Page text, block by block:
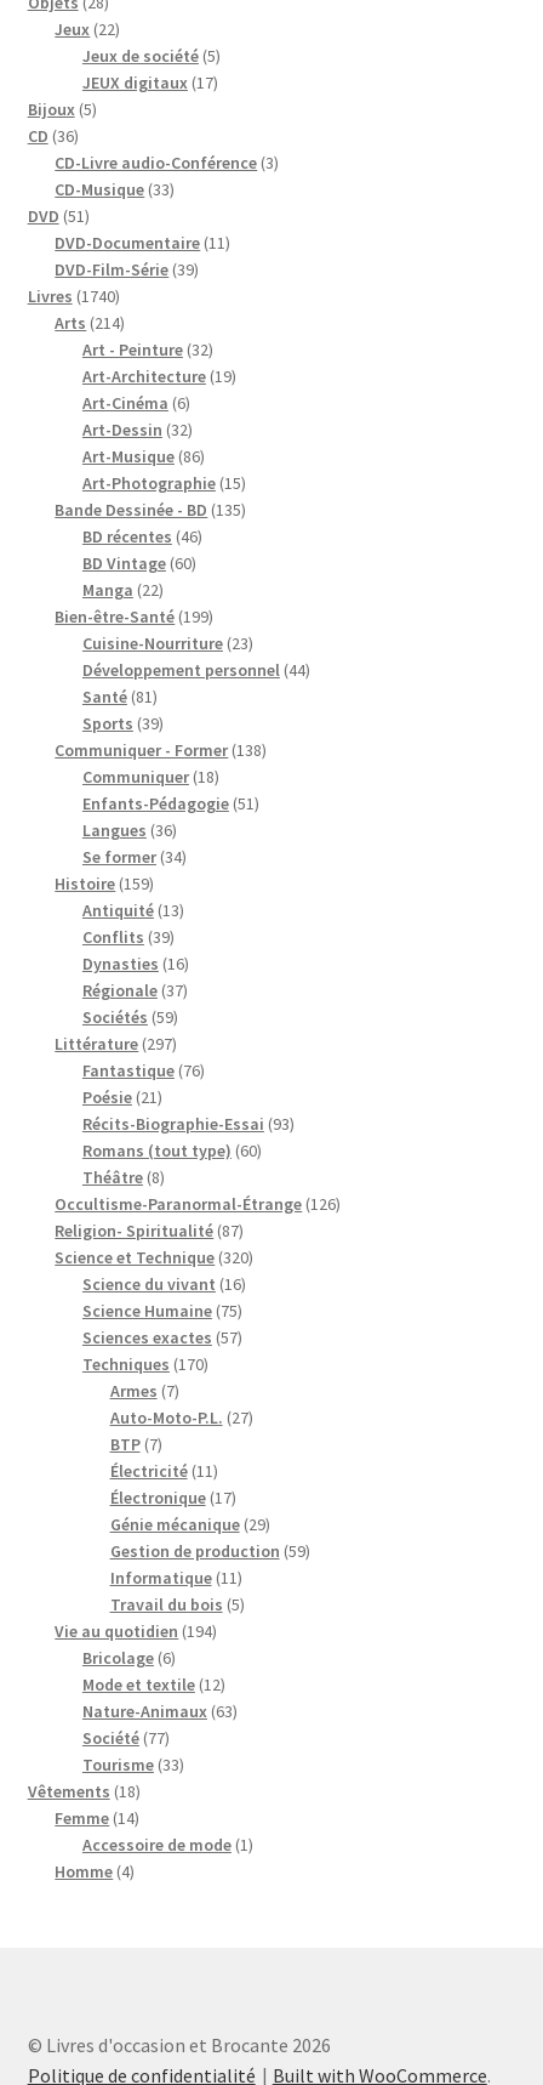
produits
Jeux 2222
produits
Jeux de société 55
produits
JEUX digitaux 1717
Bijoux 55
CD 3636
produits
CD-Livre audio-Conférence 33
CD-Musique 3333
DVD 5151
produits
DVD-Documentaire 1111
DVD-Film-Série 3939
Livres 17401740
produits
Arts 214214
produits
Art - Peinture 3232
produits
Art-Architecture 1919
Art-Cinéma 66
produits
Art-Dessin 3232
produits
Art-Musique 8686
produits
Art-Photographie 1515
produits
Bande Dessinée - BD 135135
BD récentes 4646
BD Vintage 6060
Manga 2222
produits
Bien-être-Santé 199199
produits
Cuisine-Nourriture 2323
produits
Développement personnel 4444
Santé 8181
produits
Sports 3939
produits
Communiquer - Former 138138
Communiquer 1818
produits
Enfants-Pédagogie 5151
Langues 3636
produits
Se former 3434
Histoire 159159
produits
Antiquité 1313
Conflits 3939
produits
Dynasties 1616
produits
Régionale 3737
Sociétés 5959
produits
Littérature 297297
produits
Fantastique 7676
Poésie 2121
produits
Récits-Biographie-Essai 9393
Romans (tout type) 6060
Théâtre 88
produits
Occultisme-Paranormal-Étrange 126126
Religion- Spiritualité 8787
produits
Science et Technique 320320
Science du vivant 1616
produits
Science Humaine 7575
produits
Sciences exactes 5757
Techniques 170170
Armes 77
produits
Auto-Moto-P.L. 2727
BTP 77
produits
Électricité 1111
produits
Électronique 1717
produits
Génie mécanique 2929
produits
Gestion de production 5959
Informatique 1111
produits
Travail du bois 55
Vie au quotidien 194194
Bricolage 66
produits
Mode et textile 1212
produits
Nature-Animaux 6363
Société 7777
produits
Tourisme 3333
Vêtements 1818
produits
Femme 1414
produits
Accessoire de mode 11
Homme 44
© Livres d'occasion et Brocante 2026
Politique de confidentialité
Built with WooCommerce.